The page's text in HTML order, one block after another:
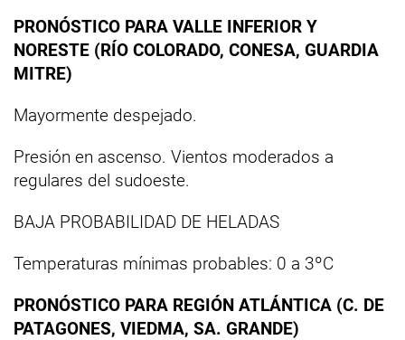
PRONÓSTICO PARA VALLE INFERIOR Y
NORESTE (RÍO COLORADO, CONESA, GUARDIA
MITRE)
Mayormente despejado.
Presión en ascenso. Vientos moderados a
regulares del sudoeste.
BAJA PROBABILIDAD DE HELADAS
Temperaturas mínimas probables: 0 a 3ºC
PRONÓSTICO PARA REGIÓN ATLÁNTICA (C. DE
PATAGONES, VIEDMA, SA. GRANDE)